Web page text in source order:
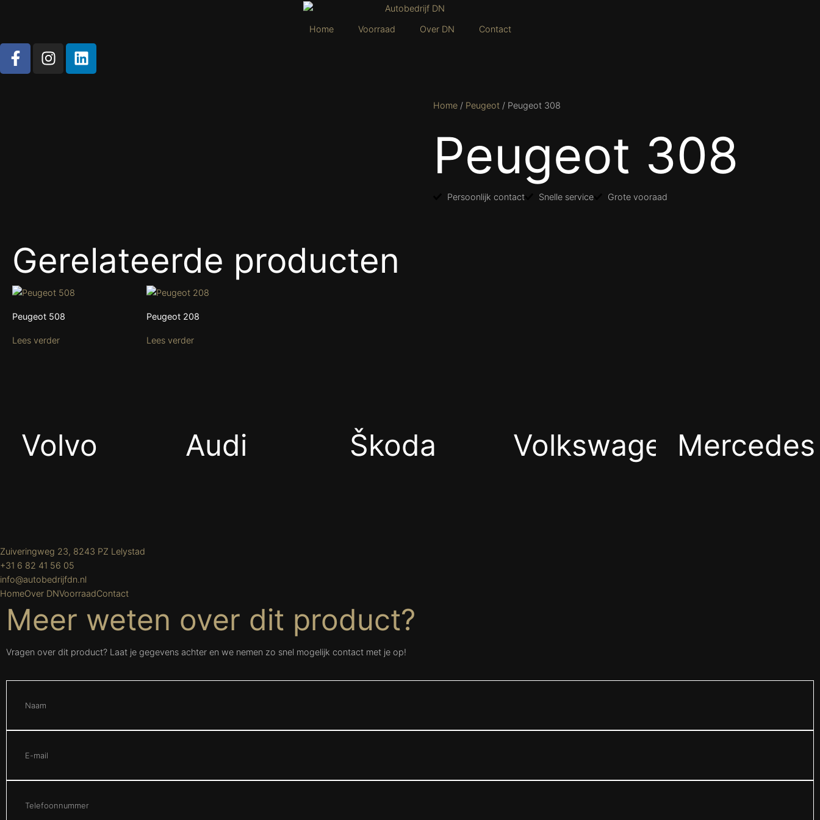
Home Voorraad Over DN Contact
Home / Peugeot / Peugeot 308
Peugeot 308
Persoonlijk contact Snelle service Grote vooraad
Gerelateerde producten
Peugeot 508
Lees verder
Peugeot 208
Lees verder
Volvo Audi Škoda Volkswagen Mercedes
Zuiveringweg 23, 8243 PZ Lelystad
+31 6 82 41 56 05
info@autobedrijfdn.nl
HomeOver DNVoorraadContact
Meer weten over dit product?
Vragen over dit product? Laat je gegevens achter en we nemen zo snel mogelijk contact met je op!